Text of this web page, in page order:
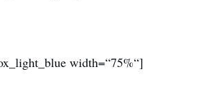
width=“75%“]